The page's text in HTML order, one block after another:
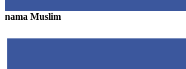
nama Muslim